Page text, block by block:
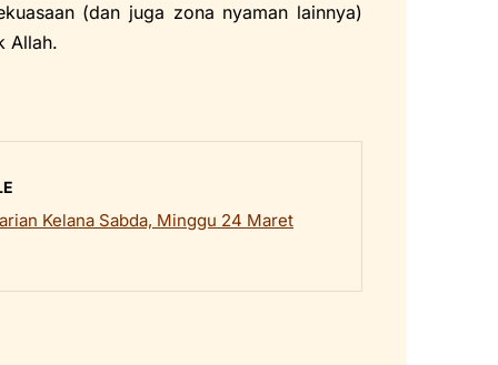
(dan juga zona nyaman lainnya)
Allah.
Kelana Sabda, Minggu 24 Maret